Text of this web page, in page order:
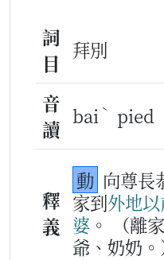
詞
目
拜別
音
讀
bai ˋ pied
釋
義
動 向尊長
家到外地
婆 。
（離
爺、奶奶。